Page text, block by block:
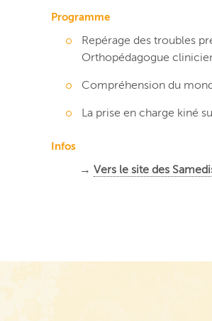
Programme
Repérage des troubles
Orthopédagogue
Compréhension du
La prise en charge kiné
Infos
→ Vers le site des